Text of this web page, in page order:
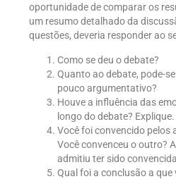
oportunidade de comparar os
um resumo detalhado da
questões, deveria responder ao
Como se deu o debate?
Quanto ao debate, pode-
pouco argumentativo?
Houve a influência das
longo do debate? Explique.
Você foi convencido pelos
Você convenceu o outro?
admitiu ter sido
Qual foi a conclusão a